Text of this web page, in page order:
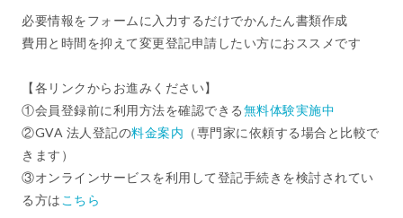
必要情報をフォームに入力するだけでかんたん書類作成
費用と時間を抑えて変更登記申請したい方におススメです
【各リンクからお進みください】
①会員登録前に利用方法を確認できる無料体験実施中
②GVA 法人登記の料金案内 （専門家に依頼する場合と比較で
きます）
③オンラインサービスを利用して登記手続きを検討されてい
る方は こちら